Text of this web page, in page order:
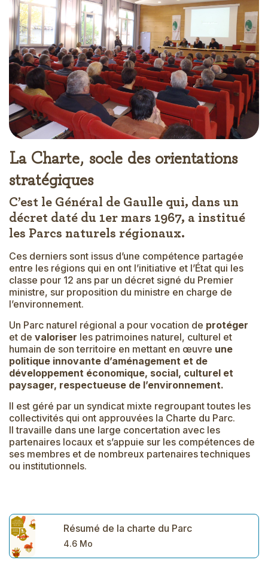
La Charte, socle des orientations
stratégiques
C’est le Général de Gaulle qui, dans un
décret daté du 1er mars 1967, a institué
les Parcs naturels régionaux.
Ces derniers sont issus d’une compétence partagée
entre les régions qui en ont l’initiative et l’État qui les
classe pour 12 ans par un décret signé du Premier
ministre, sur proposition du ministre en charge de
l’environnement.
Un Parc naturel régional a pour vocation de protéger
et de valoriser les patrimoines naturel, culturel et
humain de son territoire en mettant en œuvre une
politique innovante d’aménagement et de
développement économique, social, culturel et
paysager, respectueuse de l’environnement.
Il est géré par un syndicat mixte regroupant toutes les
collectivités qui ont approuvées la Charte du Parc.
Il travaille dans une large concertation avec les
partenaires locaux et s’appuie sur les compétences de
ses membres et de nombreux partenaires techniques
ou institutionnels.
Résumé de la charte du Parc
4.6 Mo